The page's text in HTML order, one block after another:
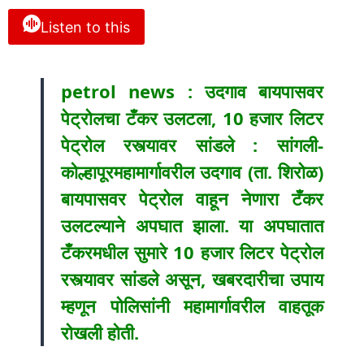
Listen to this
petrol news : उदगाव बायपासवर
पेट्रोलचा टँकर उलटला, 10 हजार लिटर
पेट्रोल रस्त्यावर सांडले : सांगली-
कोल्हापूरमहामार्गावरील उदगाव (ता. शिरोळ)
बायपासवर पेट्रोल वाहून नेणारा टँकर
उलटल्याने अपघात झाला. या अपघातात
टँकरमधील सुमारे 10 हजार लिटर पेट्रोल
रस्त्यावर सांडले असून, खबरदारीचा उपाय
म्हणून पोलिसांनी महामार्गावरील वाहतूक
रोखली होती.